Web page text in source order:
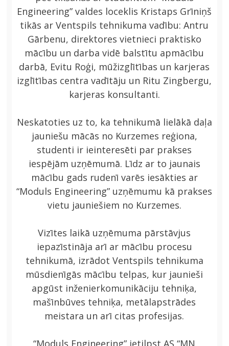
Engineering” valdes loceklis Kristaps Grīniņš
tikās ar Ventspils tehnikuma vadību: Antru
Gārbenu, direktores vietnieci praktisko
mācību un darba vidē balstītu apmācību
darbā, Evitu Roģi, mūžizglītības un karjeras
izglītības centra vadītāju un Ritu Zingbergu,
karjeras konsultanti.
Neskatoties uz to, ka tehnikumā lielākā daļa
jauniešu mācās no Kurzemes reģiona,
studenti ir ieinteresēti par prakses
iespējām uzņēmumā. Līdz ar to jaunais
mācību gads rudenī varēs iesākties ar
“Moduls Engineering” uzņēmumu kā prakses
vietu jauniešiem no Kurzemes.
Vizītes laikā uzņēmuma pārstāvjus
iepazīstināja arī ar mācību procesu
tehnikumā, izrādot Ventspils tehnikuma
mūsdienīgās mācību telpas, kur jaunieši
apgūst inženierkomunikāciju tehniķa,
mašīnbūves tehniķa, metālapstrādes
meistara un arī citas profesijas.
“Moduls Engineering” ietilpst AS “MN